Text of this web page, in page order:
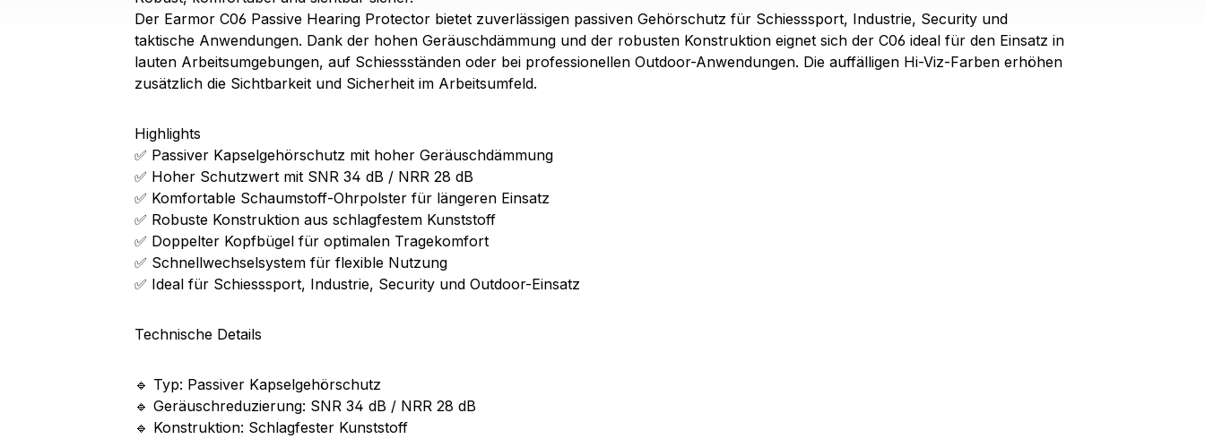
Der Earmor C06 Passive Hearing Protector bietet zuverlässigen passiven Gehörschutz für Schiesssport, Industrie, Security und
taktische Anwendungen. Dank der hohen Geräuschdämmung und der robusten Konstruktion eignet sich der C06 ideal für den Einsatz in
lauten Arbeitsumgebungen, auf Schiessständen oder bei professionellen Outdoor-Anwendungen. Die auffälligen Hi-Viz-Farben erhöhen
zusätzlich die Sichtbarkeit und Sicherheit im Arbeitsumfeld.
Highlights
✅ Passiver Kapselgehörschutz mit hoher Geräuschdämmung
✅ Hoher Schutzwert mit SNR 34 dB / NRR 28 dB
✅ Komfortable Schaumstoff-Ohrpolster für längeren Einsatz
✅ Robuste Konstruktion aus schlagfestem Kunststoff
✅ Doppelter Kopfbügel für optimalen Tragekomfort
✅ Schnellwechselsystem für flexible Nutzung
✅ Ideal für Schiesssport, Industrie, Security und Outdoor-Einsatz
Technische Details
🔹 Typ: Passiver Kapselgehörschutz
🔹 Geräuschreduzierung: SNR 34 dB / NRR 28 dB
🔹 Konstruktion: Schlagfester Kunststoff